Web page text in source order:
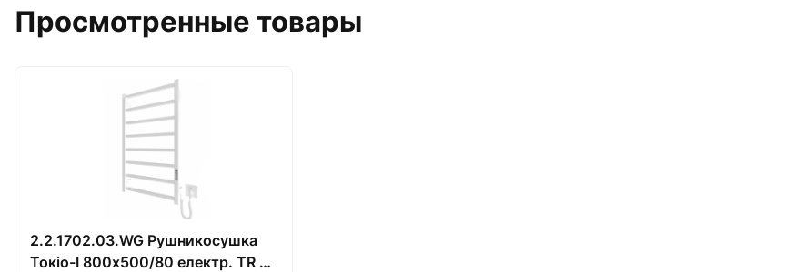
Просмотренные товары
2.2.1702.03.WG Рушникосушка
Токіо-I 800х500/80 електр. TR К